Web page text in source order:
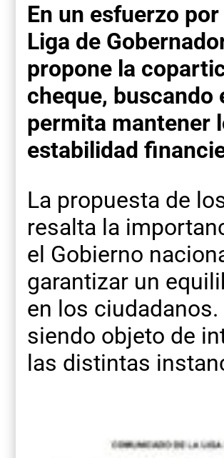
En un esfuerzo
Liga de
propone la
cheque,
permita mantener
estabilidad
La propuesta de
resalta la
el Gobierno
garantizar un
en los
siendo objeto de
las distintas